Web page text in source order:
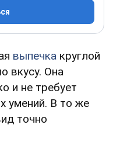
выпечка круглой
вкусу. Она
и не требует
умений. В то же
точно